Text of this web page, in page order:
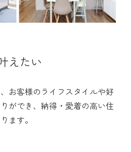
えたい
お客様のライフスタイルや好
ができ、納得・愛着の高い住
ます。